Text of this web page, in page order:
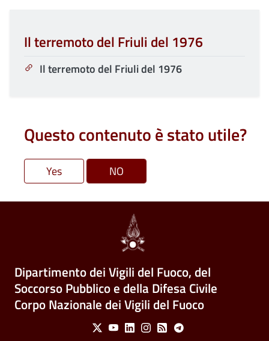
Il terremoto del Friuli del 1976
Il terremoto del Friuli del 1976
Questo contenuto è stato utile?
Dipartimento dei Vigili del Fuoco, del
Soccorso Pubblico e della Difesa Civile
Corpo Nazionale dei Vigili del Fuoco
Social Menu
X YoutubeLinkedinInstagram
Feed Telegram